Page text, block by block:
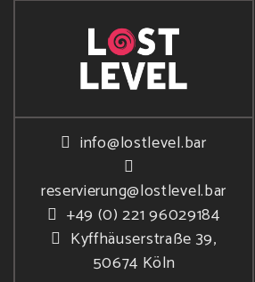
info@lostlevel.bar
reservierung@lostlevel.bar
+49 (0) 221 96029184
Kyffhäuserstraße 39,
50674 Köln